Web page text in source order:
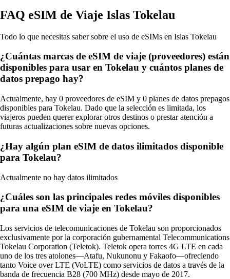
FAQ eSIM de Viaje Islas Tokelau
Todo lo que necesitas saber sobre el uso de eSIMs en Islas Tokelau
¿Cuántas marcas de eSIM de viaje (proveedores) están
disponibles para usar en Tokelau y cuántos planes de
datos prepago hay?
Actualmente, hay 0 proveedores de eSIM y 0 planes de datos prepagos
disponibles para Tokelau. Dado que la selección es limitada, los
viajeros pueden querer explorar otros destinos o prestar atención a
futuras actualizaciones sobre nuevas opciones.
¿Hay algún plan eSIM de datos ilimitados disponible
para Tokelau?
Actualmente no hay datos ilimitados
¿Cuáles son las principales redes móviles disponibles
para una eSIM de viaje en Tokelau?
Los servicios de telecomunicaciones de Tokelau son proporcionados
exclusivamente por la corporación gubernamental Telecommunications
Tokelau Corporation (Teletok). Teletok opera torres 4G LTE en cada
uno de los tres atolones—Atafu, Nukunonu y Fakaofo—ofreciendo
tanto Voice over LTE (VoLTE) como servicios de datos a través de la
banda de frecuencia B28 (700 MHz) desde mayo de 2017.